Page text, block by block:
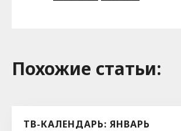
Похожие cтатьи:
ТВ-КАЛЕНДАРЬ: ЯНВАРЬ